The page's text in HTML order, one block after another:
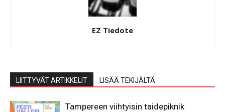
EZ Tiedote
LIITTYVÄT ARTIKKELIT LISÄÄ TEKIJÄLTÄ
Tampereen viihtyisin taidepiknik